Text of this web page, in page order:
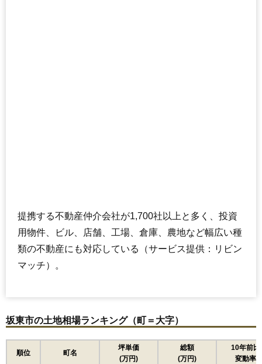
提携する不動産仲介会社が1,700社以上と多く、投資
用物件、ビル、店舗、工場、倉庫、農地など幅広い種
類の不動産にも対応している（サービス提供：リビン
マッチ）。
坂東市の土地相場ランキング（町＝大字）
順位 町名
坪単価
(万円)
総額
(万円)
10年前比
変動率